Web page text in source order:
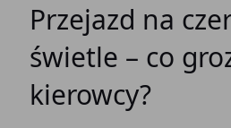
Przejazd na
świetle – co
kierowcy?